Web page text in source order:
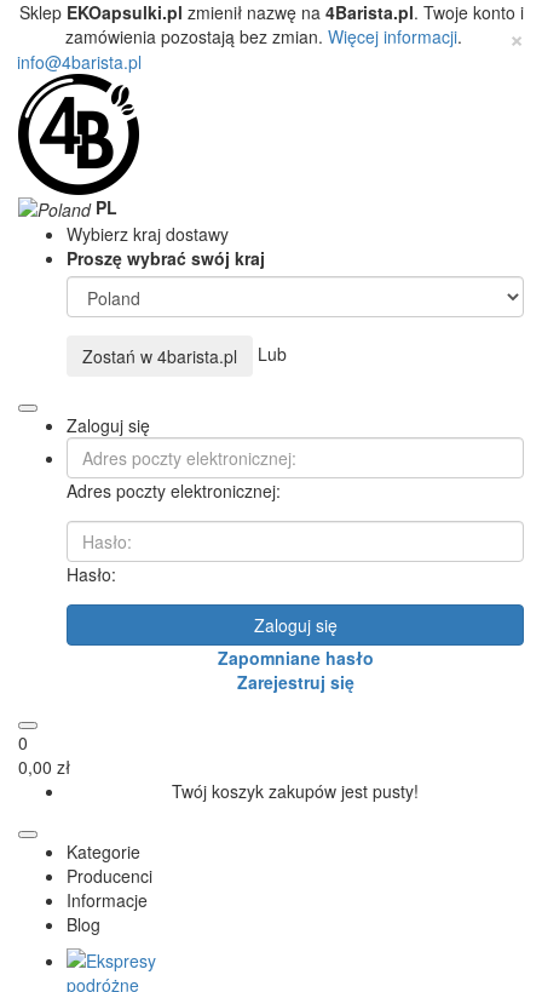
Sklep EKOapsulki.pl zmienił nazwę na 4Barista.pl. Twoje konto i
zamówienia pozostają bez zmian. Więcej informacji. ×
info@4barista.pl
PL
Wybierz kraj dostawy
Proszę wybrać swój kraj
Zostań w 4barista.pl Lub
Zaloguj się
Adres poczty elektronicznej:
Hasło:
Zaloguj się
Zapomniane hasło
Zarejestruj się
0
0,00 zł
Twój koszyk zakupów jest pusty!
Kategorie
Producenci
Informacje
Blog